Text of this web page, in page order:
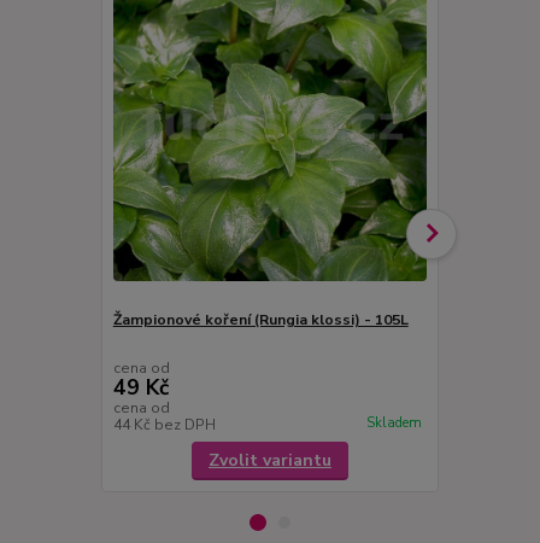
Žampionové koření (Rungia klossi) - 105L
cena od
49 Kč
cena od
44 Kč bez DPH Skladem
Zvolit variantu